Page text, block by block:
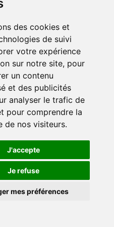
des cookies et
de suivi
votre expérience
sur notre site, pour
un contenu
et des publicités
analyser le trafic de
pour comprendre la
de nos visiteurs.
J'accepte
Je refuse
mes préférences